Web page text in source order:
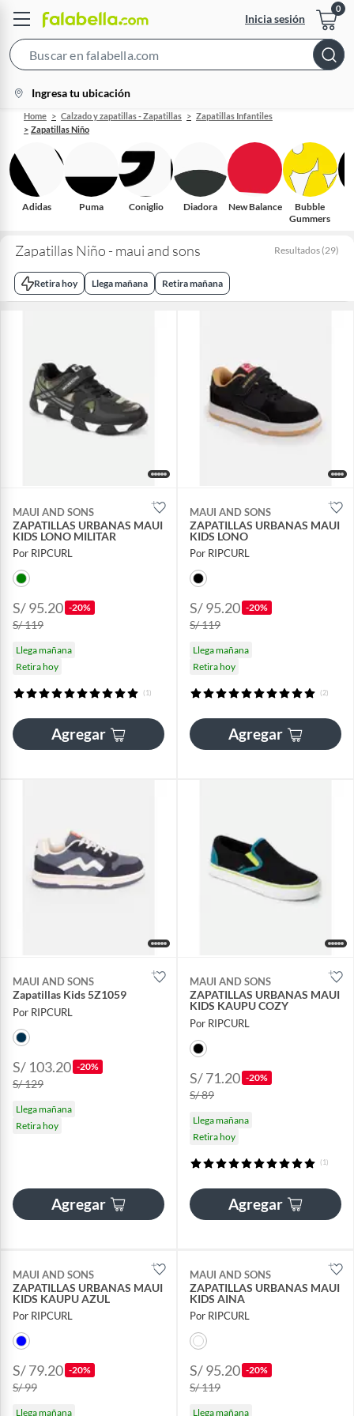
Inicia sesión
Bar
location-
icon
Ingresa tu ubicación
Home Calzado y zapatillas - Zapatillas
Zapatillas Infantiles
Zapatillas Niño
Adidas Puma Coniglio Diadora New Balance
Bubble
Gummers
Zapatillas Niño - maui and sons Resultados (29)
Retira hoy Llega mañana Retira mañana
MAUI AND SONS
ZAPATILLAS URBANAS MAUI
KIDS LONO MILITAR
Por RIPCURL
S/ 95.20 -20%
S/ 119
Llega mañana
Retira hoy
(1)
Agregar
MAUI AND SONS
ZAPATILLAS URBANAS MAUI
KIDS LONO
Por RIPCURL
S/ 95.20 -20%
S/ 119
Llega mañana
Retira hoy
(2)
Agregar
MAUI AND SONS
Zapatillas Kids 5Z1059
Por RIPCURL
S/ 103.20 -20%
S/ 129
Llega mañana
Retira hoy
Agregar
MAUI AND SONS
ZAPATILLAS URBANAS MAUI
KIDS KAUPU COZY
Por RIPCURL
S/ 71.20 -20%
S/ 89
Llega mañana
Retira hoy
(1)
Agregar
MAUI AND SONS
ZAPATILLAS URBANAS MAUI
KIDS KAUPU AZUL
Por RIPCURL
S/ 79.20 -20%
S/ 99
Llega mañana
MAUI AND SONS
ZAPATILLAS URBANAS MAUI
KIDS AINA
Por RIPCURL
S/ 95.20 -20%
S/ 119
Llega mañana